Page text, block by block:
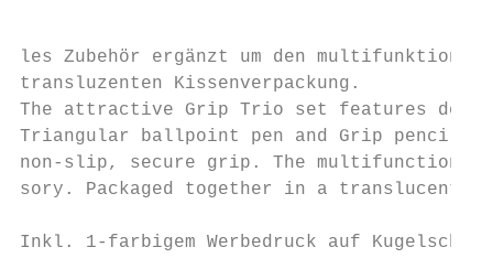
les Zubehör ergänzt um den
transluzenten Kissenverpackung.
The attractive Grip Trio set features
Triangular ballpoint pen and Grip
non-slip, secure grip. The
sory. Packaged together in a
Inkl. 1-farbigem Werbedruck auf